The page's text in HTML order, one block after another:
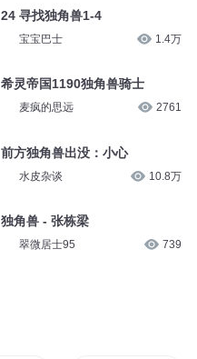
24 寻找独角兽1-4
宝宝巴士 1.4万
希灵帝国1190独角兽骑士
麦疯的思远 2761
前方独角兽出没：小心
水皮杂谈 10.8万
独角兽 - 张栋梁
翠微居士95 739